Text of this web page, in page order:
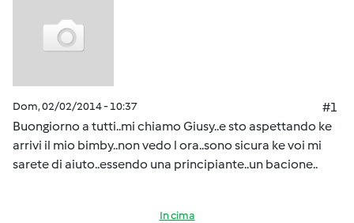
Dom, 02/02/2014 - 10:37
#1
Buongiorno a tutti..mi chiamo Giusy..e sto aspettando ke
arrivi il mio bimby..non vedo l ora..sono sicura ke voi mi
sarete di aiuto..essendo una principiante..un bacione..
In cima